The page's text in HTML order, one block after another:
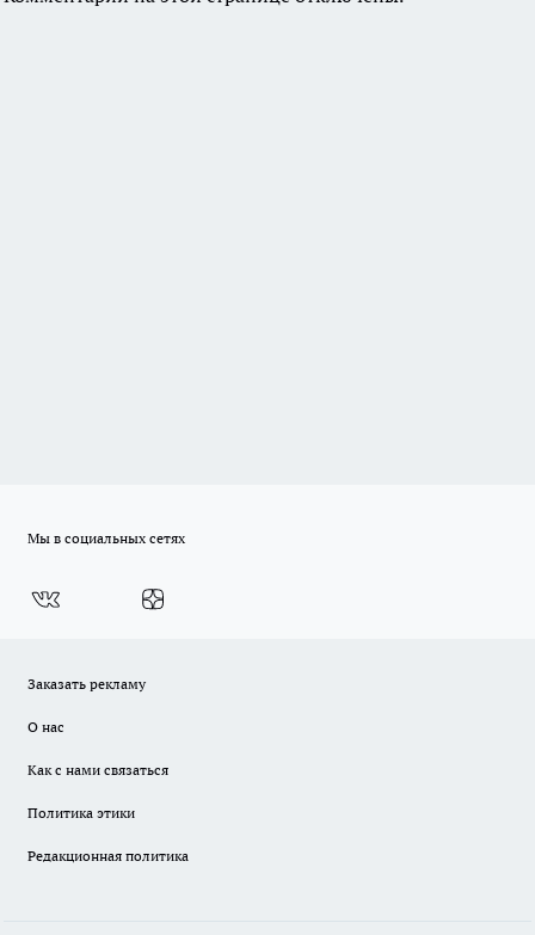
Мы в социальных сетях
Заказать рекламу
О нас
Как с нами связаться
Политика этики
Редакционная политика